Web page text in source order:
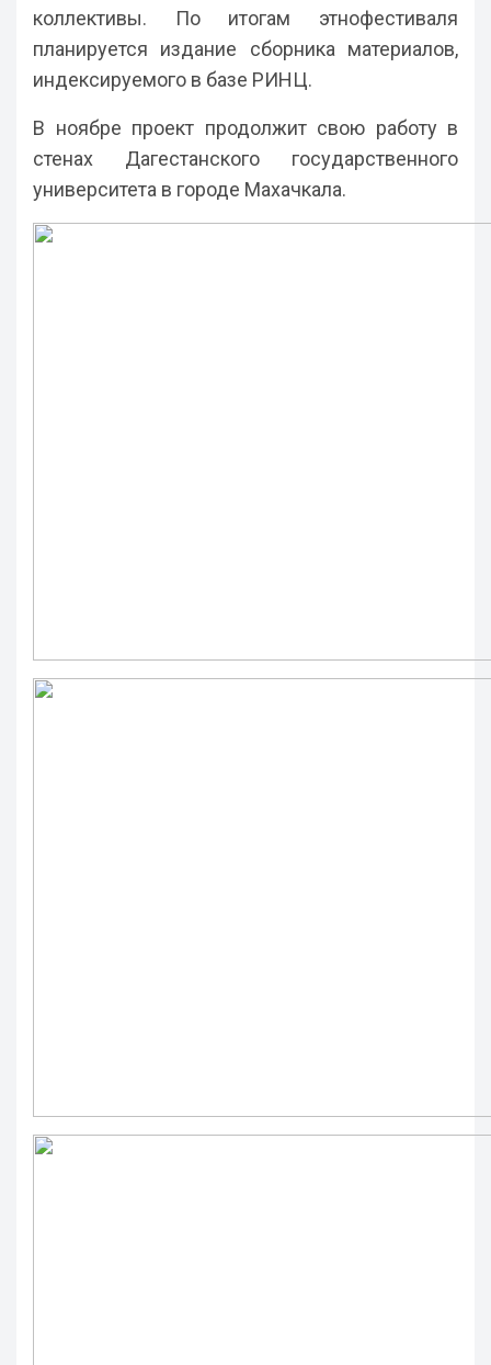
коллективы. По итогам этнофестиваля
планируется издание сборника материалов,
индексируемого в базе РИНЦ.
В ноябре проект продолжит свою работу в
стенах Дагестанского государственного
университета в городе Махачкала.